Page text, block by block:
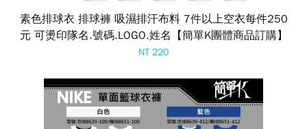
素色排球衣 排球褲 吸濕排汗布料 7件以上空衣每件250
元 可燙印隊名.號碼.LOGO.姓名【簡單K團體商品訂購】
NT 220